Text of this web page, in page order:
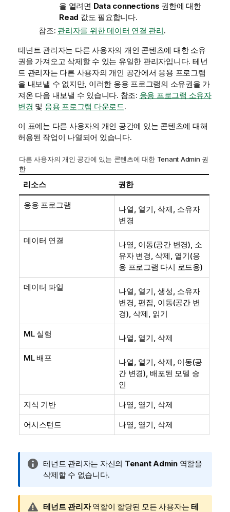
을 열려면 Data connections 권한에 대한
Read 값도 필요합니다.
참조: 관리자를 위한 데이터 연결 관리.
테넌트 관리자는 다른 사용자의 개인 콘텐츠에 대한 소유
권을 가져오고 삭제할 수 있는 유일한 관리자입니다. 테넌
트 관리자는 다른 사용자의 개인 공간에서 응용 프로그램
을 내보낼 수 없지만, 이러한 응용 프로그램의 소유권을 가
져온 다음 내보낼 수 있습니다. 참조: 응용 프로그램 소유자
변경 및 응용 프로그램 다운로드.
이 표에는 다른 사용자의 개인 공간에 있는 콘텐츠에 대해
허용된 작업이 나열되어 있습니다.
다른 사용자의 개인 공간에 있는 콘텐츠에 대한 Tenant Admin 권
한
리소스 권한
응용 프로그램
나열, 열기, 삭제, 소유자
변경
데이터 연결
나열, 이동(공간 변경), 소
유자 변경, 삭제, 열기(응
용 프로그램 다시 로드용)
데이터 파일
나열, 열기, 생성, 소유자
변경, 편집, 이동(공간 변
경), 삭제, 읽기
ML 실험 나열, 열기, 삭제
ML 배포
나열, 열기, 삭제, 이동(공
간 변경), 배포된 모델 승
인
지식 기반 나열, 열기, 삭제
어시스턴트 나열, 열기, 삭제
정
보
모
테넌트 관리자는 자신의 Tenant Admin역할을
삭제할 수 없습니다.
경
테넌트 관리자역할이 할당된 모든 사용자는 테